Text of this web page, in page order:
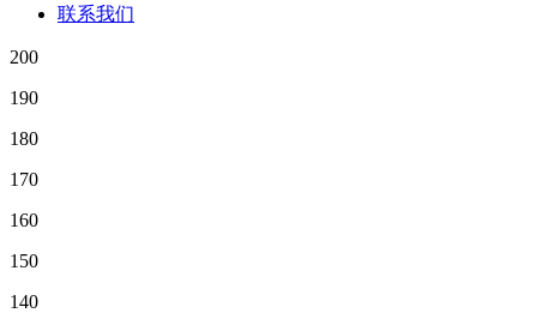
联系我们
200
190
180
170
160
150
140